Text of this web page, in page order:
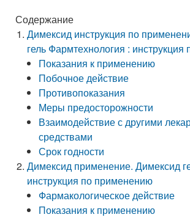
Содержание
Димексид инструкция по
гель Фармтехнология :
Показания к применению
Побочное действие
Противопоказания
Меры предосторожности
Взаимодействие с другими
средствами
Срок годности
Димексид применение. Димексид
инструкция по применению
Фармакологическое действие
Показания к применению